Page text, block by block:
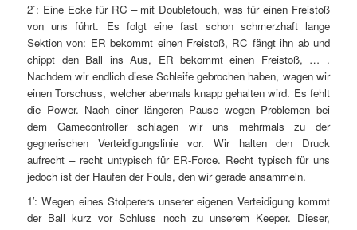
2`: Eine Ecke für RC – mit Doubletouch, was für einen Freistoß
von uns führt. Es folgt eine fast schon schmerzhaft lange
Sektion von: ER bekommt einen Freistoß, RC fängt ihn ab und
chippt den Ball ins Aus, ER bekommt einen Freistoß, … .
Nachdem wir endlich diese Schleife gebrochen haben, wagen wir
einen Torschuss, welcher abermals knapp gehalten wird. Es fehlt
die Power. Nach einer längeren Pause wegen Problemen bei
dem Gamecontroller schlagen wir uns mehrmals zu der
gegnerischen Verteidigungslinie vor. Wir halten den Druck
aufrecht – recht untypisch für ER-Force. Recht typisch für uns
jedoch ist der Haufen der Fouls, den wir gerade ansammeln.
1′: Wegen eines Stolperers unserer eigenen Verteidigung kommt
der Ball kurz vor Schluss noch zu unserem Keeper. Dieser,